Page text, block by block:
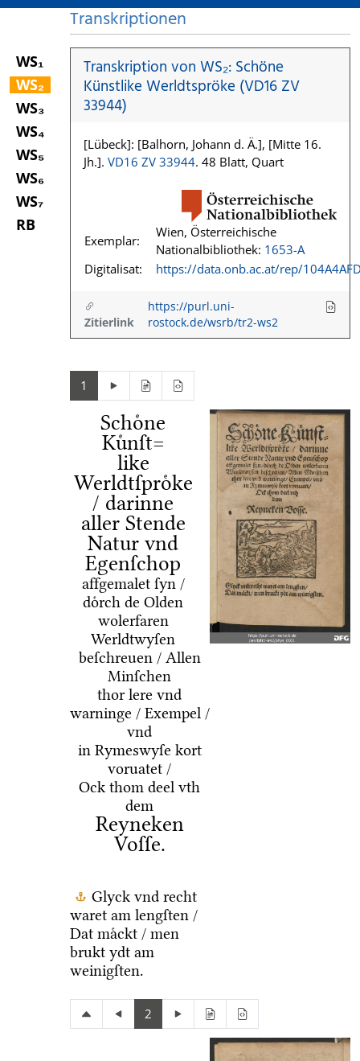
WS₁
WS₂
WS₃
WS₄
WS₅
WS₆
WS₇
RB
Transkriptionen
Transkription von WS₂: Schöne
Künstlike Werldtspröke (VD16 ZV
33944)
[Lübeck]: [Balhorn, Johann d. Ä.], [Mitte 16.
Jh.]. VD16 ZV 33944. 48 Blatt, Quart
Exemplar:
Wien, Österreichische
Nationalbibliothek: 1653-A
Digitalisat:
https://data.onb.ac.at/rep/
Zitierlink
https://purl.uni-
rostock.de/wsrb/tr2-ws2
1
Schoͤne
Kuͤnſt=
like
Werldtſproͤke
/ darinne
aller Stende
Natur vnd
Egenſchop
affgemalet ſyn /
doͤrch de Olden
wolerfaren
Werldtwyſen
beſchreuen / Allen
Minſchen
thor lere vnd
warninge / Exempel /
vnd
in Rymeswyſe kort
voruatet /
Ock thom deel vth
dem
Reyneken
Voſſe.
Glyck vnd recht
waret am lengſten /
Dat maͤckt / men
brukt ydt am
weinigſten.
2